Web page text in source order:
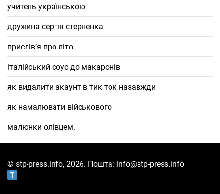
учитель українською
дружина сергія стерненка
прислів’я про літо
італійський соус до макаронів
як видалити акаунт в тик ток назавжди
як намалювати військового
малюнки олівцем.
© stp-press.info, 2026. Пошта: info@stp-press.info